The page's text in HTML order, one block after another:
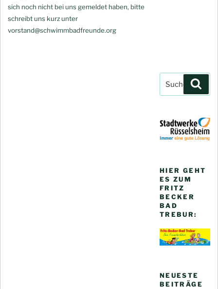
sich noch nicht bei uns gemeldet haben, bitte
schreibt uns kurz unter
vorstand@schwimmbadfreunde.org
Suchen
nach:
HIER GEHT
ES ZUM
FRITZ
BECKER
BAD
TREBUR:
NEUESTE
BEITRÄGE